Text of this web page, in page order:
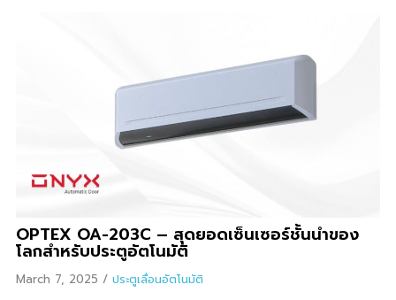
OPTEX OA-203C – สุดยอดเซ็นเซอร์ชั้นนำของ
โลกสำหรับประตูอัตโนมัติ
March 7, 2025 / ประตูเลื่อนอัตโนมัติ